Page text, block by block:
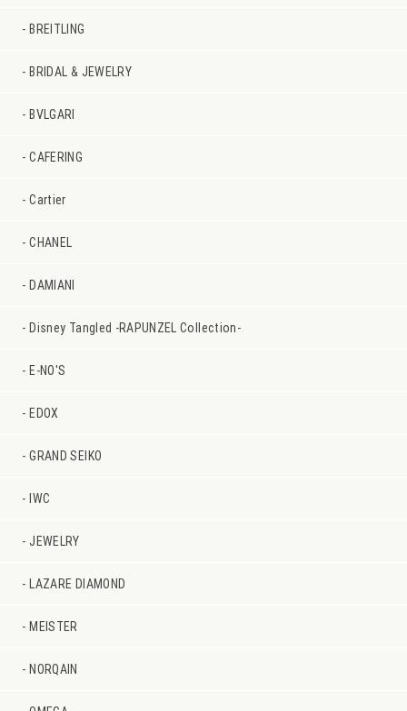
BREITLING
BRIDAL & JEWELRY
BVLGARI
CAFERING
Cartier
CHANEL
DAMIANI
Disney Tangled -RAPUNZEL Collection-
E-NO'S
EDOX
GRAND SEIKO
IWC
JEWELRY
LAZARE DIAMOND
MEISTER
NORQAIN